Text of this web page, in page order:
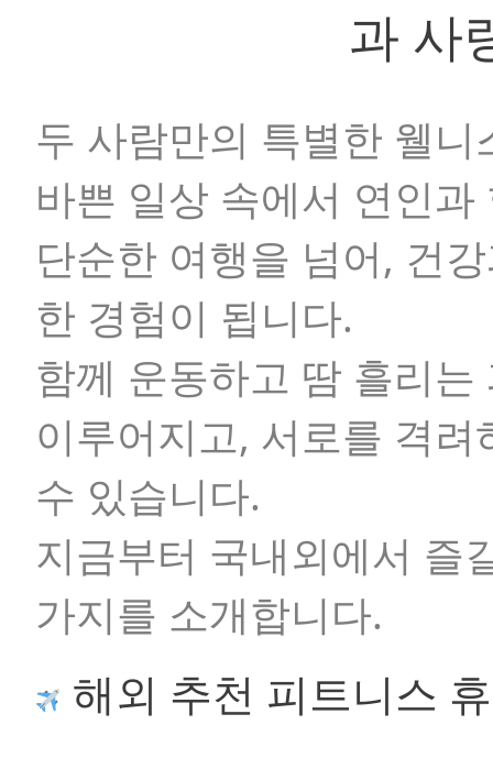
과 사
두 사람만의 특별한 웰니
바쁜 일상 속에서 연인
단순한 여행을 넘어, 건
한 경험이 됩니다.
함께 운동하고 땀 흘리
이루어지고, 서로를 격
수 있습니다.
지금부터 국내외에서 즐
가지를 소개합니다.
해외 추천 피트니스